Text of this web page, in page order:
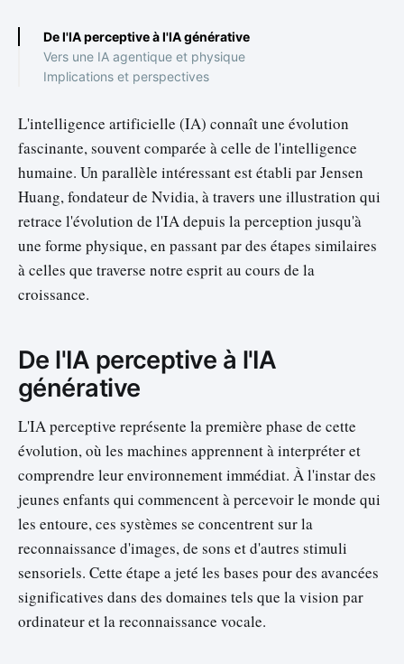
De l'IA perceptive à l'IA générative
Vers une IA agentique et physique
Implications et perspectives
L'intelligence artificielle (IA) connaît une évolution
fascinante, souvent comparée à celle de l'intelligence
humaine. Un parallèle intéressant est établi par Jensen
Huang, fondateur de Nvidia, à travers une illustration qui
retrace l'évolution de l'IA depuis la perception jusqu'à
une forme physique, en passant par des étapes similaires
à celles que traverse notre esprit au cours de la
croissance.
De l'IA perceptive à l'IA
générative
L'IA perceptive représente la première phase de cette
évolution, où les machines apprennent à interpréter et
comprendre leur environnement immédiat. À l'instar des
jeunes enfants qui commencent à percevoir le monde qui
les entoure, ces systèmes se concentrent sur la
reconnaissance d'images, de sons et d'autres stimuli
sensoriels. Cette étape a jeté les bases pour des avancées
significatives dans des domaines tels que la vision par
ordinateur et la reconnaissance vocale.